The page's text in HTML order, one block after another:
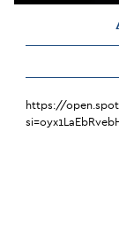
https://